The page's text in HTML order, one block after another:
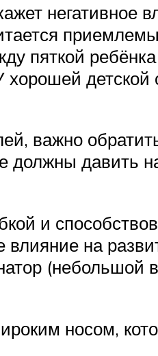
негативное
пяткой
хорошей
важно
должны давить
и
влияние на
носом,